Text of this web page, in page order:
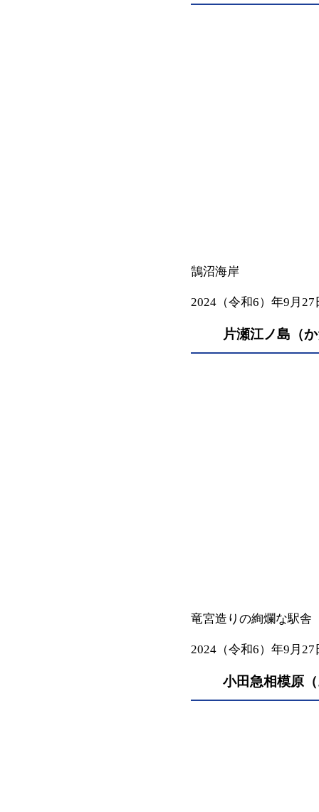
鵠沼海岸
2024（令和6）年9月27
片瀬江ノ島（
竜宮造りの絢爛な駅舎
2024（令和6）年9月27
小田急相模原